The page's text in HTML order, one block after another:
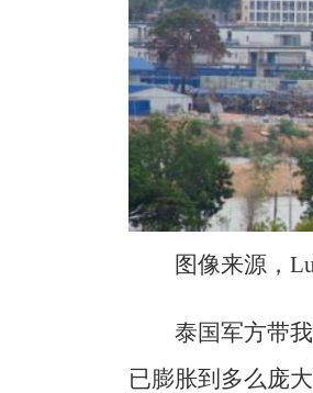
图像来源，
泰国军方带
已膨胀到多么庞